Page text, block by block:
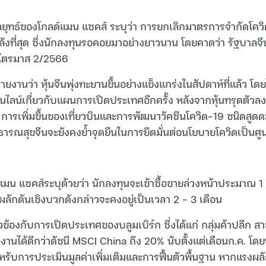
ทธ์ของโกลด์แมน แซคส์ ระบุว่า การยกเลิกมาตรการจำกัดโค
ที่สุด ซึ่งนักลงทุนรอคอยมาอย่างยาวนาน โดยคาดว่า รัฐบาลจี
ตรมาส 2/2566
ยงานว่า หุ้นจีนพุ่งทะยานขึ้นอย่างแข็งแกร่งในสัปดาห์ที่แล้ว โด
ไลน์เกี่ยวกับแผนการเปิดประเทศอีกครั้ง หลังจากหุ้นทรุดตัว
การเพิ่มขึ้นของเที่ยวบินและการพัฒนาวัคซีนโควิด-19 ชนิดสู
รณสุขจีนจะยังคงย้ำจุดยืนในการยึดมั่นต่อนโยบายโควิดเป็นศู
น แซคส์ระบุด้วยว่า นักลงทุนจะเข้าซื้อขายล่วงหน้าประมาณ
ลักดันเชิงบวกดังกล่าวจะคงอยู่เป็นเวลา 2 – 3 เดือน
องกับการเปิดประเทศของบลูมเบิร์ก ซึ่งได้แก่ กลุ่มค้าปลีก ส
านได้ดีกว่าดัชนี MSCI China ถึง 20% นับตั้งแต่เดือนก.ค. โด
รับการประเมินมูลค่าเพิ่มเติมและการฟื้นตัวพื้นฐาน หากแรงผ